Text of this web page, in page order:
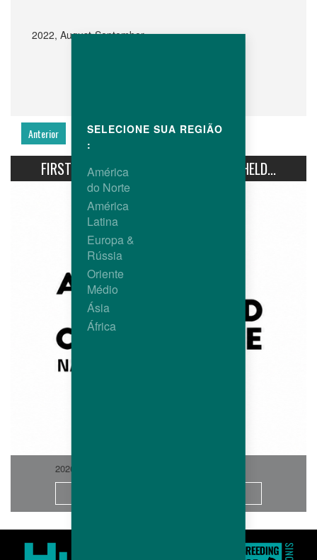
2022, August-September
Anterior Seguinte
FIRST AVIPRO HUBBARD CONFERENCE HELD...
2026-06
SELECIONE SUA REGIÃO
:
América
do Norte
América
Latina
Europa &
Rússia
Oriente
Médio
Ásia
África